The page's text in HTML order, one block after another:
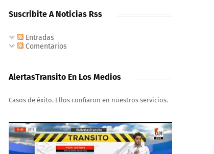
Suscribite A Noticias Rss
Entradas
Comentarios
AlertasTransito En Los Medios
Casos de éxito. Ellos confiaron en nuestros servicios.